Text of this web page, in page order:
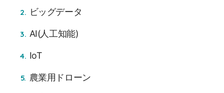
ビッグデータ
AI(人工知能)
IoT
農業用ドローン